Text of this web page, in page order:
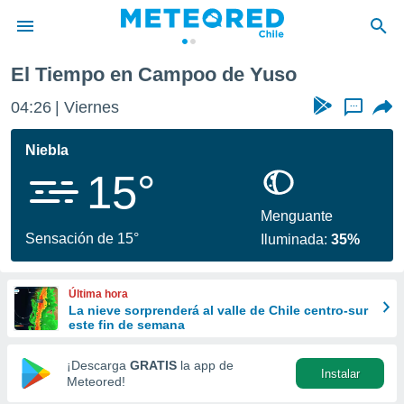
de
por
que se
a este
las
y
forma
digital
basada
El Tiempo en Campoo de Yuso
04:26 Viernes ...
Niebla
15°
Sensación de 15°
Menguante
Iluminada:35%
Última hora
La nieve sorprenderá al valle de Chile centro-sur
este fin de semana
¡Descarga GRATIS la app de
Meteored!
Instalar